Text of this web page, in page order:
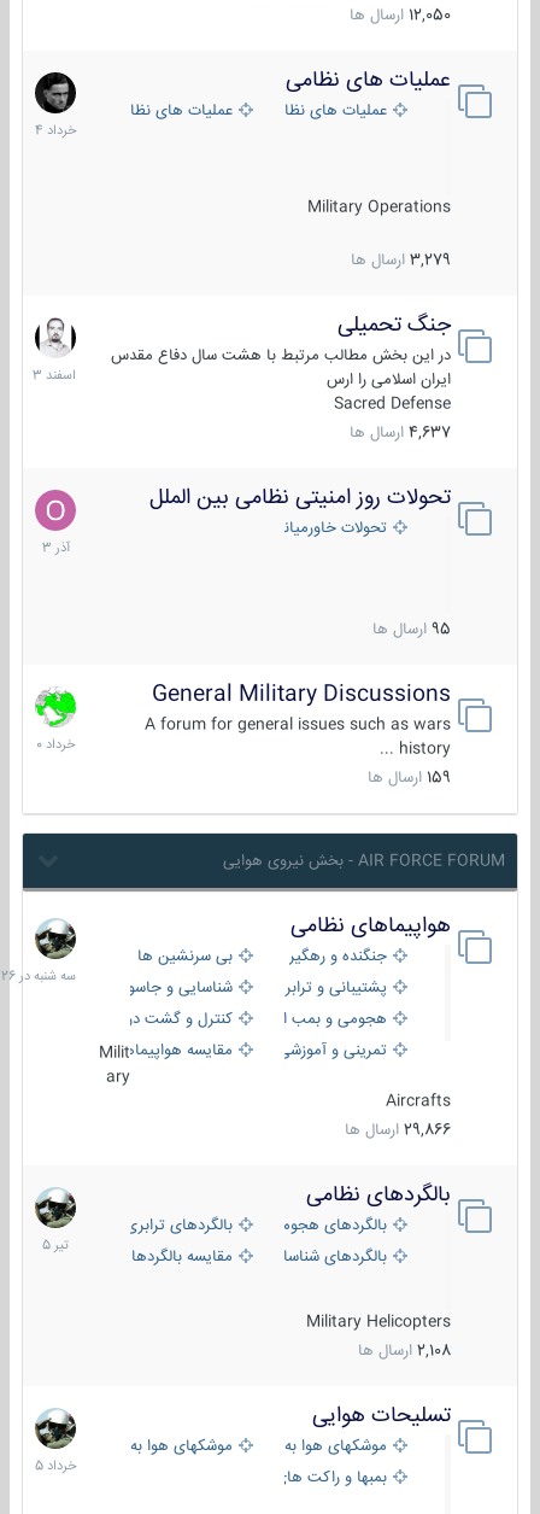
12,050 ارسال ها
عملیات های نظامی
عملیات های نظامی ایرانعملیات های نظامی خارجی
Military Operations
3,279 ارسال ها
5
خرداد
1404
جنگ تحمیلی
در این بخش مطالب مرتبط با هشت سال دفاع مقدس
ایران اسلامی را ارس
Sacred Defense
4,637 ارسال ها
20
اسفند
1403
تحولات روز امنیتی نظامی بین الملل
تحولات خاورمیانه
95 ارسال ها
21
آذر
1403
General Military Discussions
A forum for general issues such as wars
history ...
159 ارسال ها
10
خرداد
1400
AIR FORCE FORUM - بخش نیروی هوایی
هواپیماهای نظامی
جنگنده و رهگیر
بی سرنشین ها
پشتیبانی و ترابری
شناسایی و جاسوسی
هجومی و بمب افکن
کنترل و گشت دریایی
تمرینی و آموزشی
مقایسه هواپیماهاMilit
ary
Aircrafts
29,866 ارسال ها
سه
شنبه
در
بالگردهای نظامی
بالگردهای هجومی
بالگردهای ترابری
بالگردهای شناسایی
مقایسه بالگردها
Military Helicopters
2,108 ارسال ها
22
تیر
1405
تسلیحات هوایی
موشکهای هوا به هوا
موشکهای هوا به سطح
بمبها و راکت های هوایی
30
خرداد
1405